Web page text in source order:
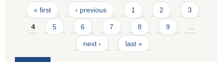
Pages
« first ‹ previous 1 2 3
4 5 6 7 8 9
next › last »